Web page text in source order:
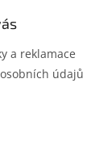
a reklamace
údajů